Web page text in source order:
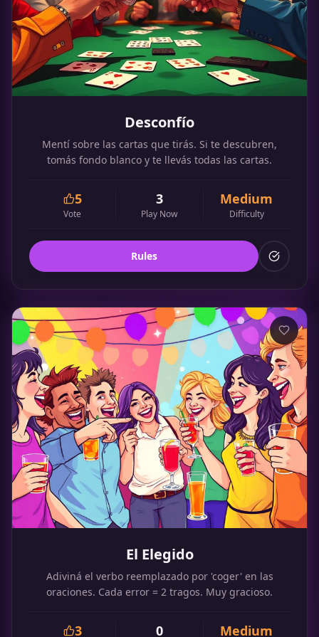
Desconfío
Mentí sobre las cartas que tirás. Si te descubren,
tomás fondo blanco y te llevás todas las cartas.
5
Vote
3
Play Now
Medium
Difficulty
Rules
El Elegido
Adiviná el verbo reemplazado por 'coger' en las
oraciones. Cada error = 2 tragos. Muy gracioso.
3 0 Medium